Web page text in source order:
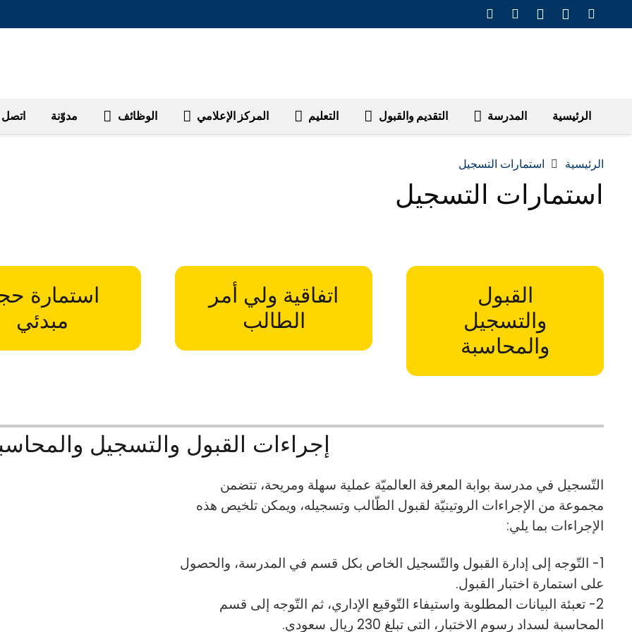
الرئيسية المدرسة التقديم والقبول التعليم المركز الإعلامي الوظائف مدوّنة اتصل
الرئيسية استمارات التسجيل
استمارات التسجيل
القبول
والتسجيل
والمحاسبة
اتفاقية ولي أمر
الطالب
استمارة
مبدئي
إجراءات القبول والتسجيل
التّسجيل في مدرسة بوابة المعرفة العالميّة عملية سهلة ومريحة، تتضمن
مجموعة من الإجراءات الروتينيّة لقبول الطّالب وتسجيله، ويمكن تلخيص هذه
الإجراءات بما يلي:
1- التّوجه إلى إدارة القبول والتّسجيل الخاص بكل قسم في المدرسة، والحصول
على استمارة اختبار القبول.
2- تعبئة البيانات المطلوبة واستيفاء التّوقيع الإداري، ثم التّوجه إلى قسم
المحاسبة لسداد رسوم الاختبار، التي تبلغ 230 ريال سعودي.